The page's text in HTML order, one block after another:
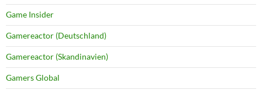
Game Insider
Gamereactor (Deutschland)
Gamereactor (Skandinavien)
Gamers Global